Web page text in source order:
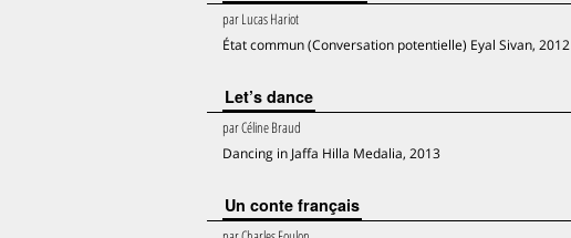
parLucas Hariot
État commun (Conversation potentielle) Eyal Sivan, 2012
Let’s dance
parCéline Braud
Dancing in Jaffa Hilla Medalia, 2013
Un conte français